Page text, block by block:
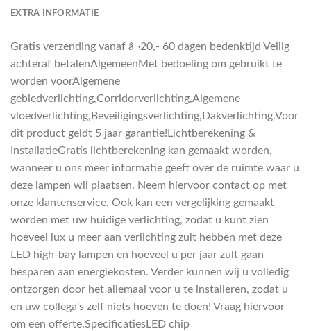
EXTRA INFORMATIE
Gratis verzending vanaf â¬20,- 60 dagen bedenktijd Veilig
achteraf betalenAlgemeenMet bedoeling om gebruikt te
worden voorAlgemene
gebiedverlichting,Corridorverlichting,Algemene
vloedverlichting,Beveiligingsverlichting,Dakverlichting.Voor
dit product geldt 5 jaar garantie!Lichtberekening &
InstallatieGratis lichtberekening kan gemaakt worden,
wanneer u ons meer informatie geeft over de ruimte waar u
deze lampen wil plaatsen. Neem hiervoor contact op met
onze klantenservice. Ook kan een vergelijking gemaakt
worden met uw huidige verlichting, zodat u kunt zien
hoeveel lux u meer aan verlichting zult hebben met deze
LED high-bay lampen en hoeveel u per jaar zult gaan
besparen aan energiekosten. Verder kunnen wij u volledig
ontzorgen door het allemaal voor u te installeren, zodat u
en uw collega's zelf niets hoeven te doen! Vraag hiervoor
om een offerte.SpecificatiesLED chip